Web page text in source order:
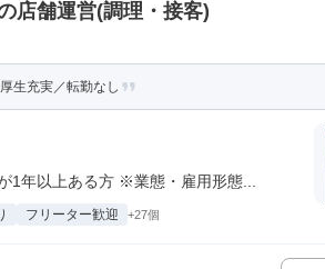
店舗運営(調理・接客)
生充実／転勤なし
年以上ある方 ※業態・雇用形態...
フリーター歓迎 +27個